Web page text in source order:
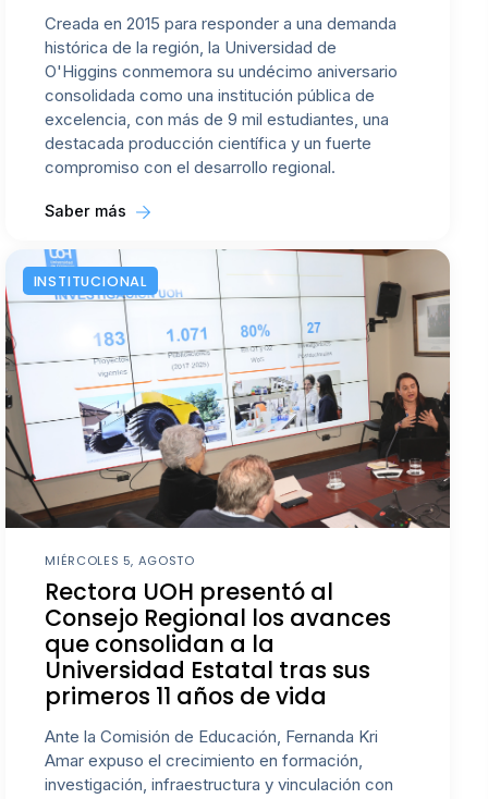
Creada en 2015 para responder a una demanda
histórica de la región, la Universidad de
O'Higgins conmemora su undécimo aniversario
consolidada como una institución pública de
excelencia, con más de 9 mil estudiantes, una
destacada producción científica y un fuerte
compromiso con el desarrollo regional.
Saber más
INSTITUCIONAL
MIÉRCOLES 5, AGOSTO
Rectora UOH presentó al
Consejo Regional los avances
que consolidan a la
Universidad Estatal tras sus
primeros 11 años de vida
Ante la Comisión de Educación, Fernanda Kri
Amar expuso el crecimiento en formación,
investigación, infraestructura y vinculación con